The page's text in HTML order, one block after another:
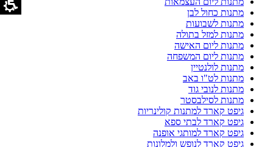
מתנות כחול לבן
מתנות לשבועות
מתנות למזל בתולה
מתנות ליום האישה
מתנות ליום המשפחה
מתנות לולנטיין
מתנות לט"ו באב
מתנות לנובי גוד
מתנות לסילבסטר
גיפט קארד למתנות קולינריות
גיפט קארד לבתי ספא
גיפט קארד למותגי אופנה
גיפט קארד לנופש ולמלונות